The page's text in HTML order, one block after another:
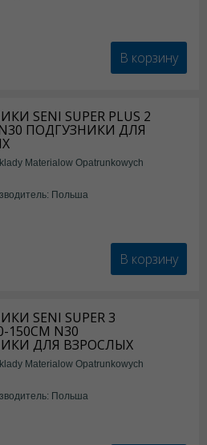
В корзину
SENI SUPER PLUS 2
ПОДГУЗНИКИ ДЛЯ
Materialow Opatrunkowych
Польша
В корзину
SENI SUPER 3
150СМ N30
ДЛЯ ВЗРОСЛЫХ
Materialow Opatrunkowych
Польша